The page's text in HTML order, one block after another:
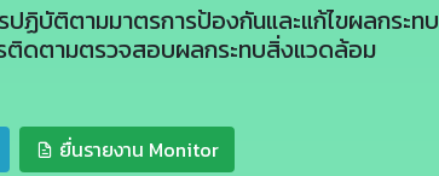
ปฏิบัติตามมาตรการป้องกันและแก้ไขผลกระทบ
ติดตามตรวจสอบผลกระทบสิ่งแวดล้อม
ยื่นรายงาน Monitor